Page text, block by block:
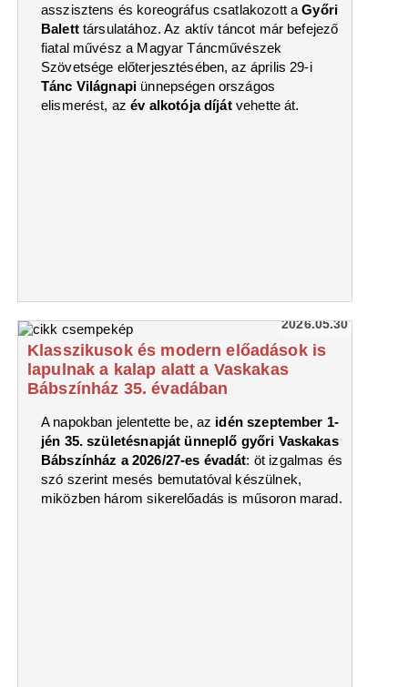
asszisztens és koreográfus csatlakozott aGyőri
Baletttársulatához. Az aktív táncot már befejező
fiatal művész a Magyar Táncművészek
Szövetsége előterjesztésében, az április 29-i
Tánc Világnapi ünnepségen országos
elismerést, azév alkotója díjátvehette át.
2026.05.30
Klasszikusok és modern előadások is
lapulnak a kalap alatt a Vaskakas
Bábszínház 35. évadában
A napokban jelentette be, az idén szeptember 1-
jén 35. születésnapját ünneplő győri Vaskakas
Bábszínház a 2026/27-es évadát: öt izgalmas és
szó szerint mesés bemutatóval készülnek,
miközben három sikerelőadás is műsoron marad.